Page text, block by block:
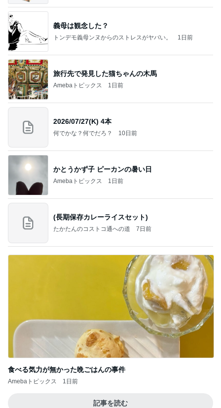
義母は観念した？
トンデモ義母ンヌからのストレスがヤバい。 1日前
旅行先で発見した猫ちゃんの木馬
Amebaトピックス 1日前
2026/07/27(K) 4本
何でかな？何でだろ？ 10日前
かとうかず子 ピーカンの暑い日
Amebaトピックス 1日前
(長期保存カレーライスセット)
たかたんのコストコ通への道 7日前
食べる気力が無かった晩ごはんの事件
Amebaトピックス 1日前
記事を読む